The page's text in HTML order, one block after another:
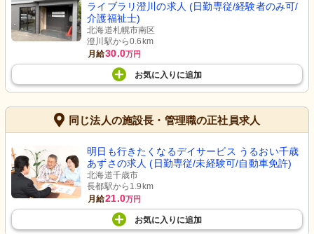
ライブラリ澄川の求人 (日勤専従/経験者のみ可/
介護福祉士)
北海道札幌市南区
澄川駅から0.6km
月給30.0万円
お気に入り に追加
同じ法人の施設長・管理職の正社員求人
明日も行きたくなるデイサービス うるおい千歳
あずさの求人 (日勤専従/未経験可/自動車免許)
北海道千歳市
長都駅から1.9km
月給21.0万円
お気に入り に追加